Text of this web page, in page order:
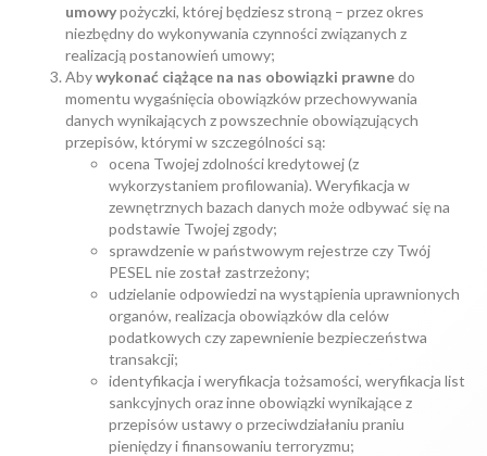
umowypożyczki, której będziesz stroną – przez okres
niezbędny do wykonywania czynności związanych z
realizacją postanowień umowy;
Abywykonać ciążące na nas obowiązki prawnedo
momentu wygaśnięcia obowiązków przechowywania
danych wynikających z powszechnie obowiązujących
przepisów, którymi w szczególności są:
ocena Twojej zdolności kredytowej (z
wykorzystaniem profilowania). Weryfikacja w
zewnętrznych bazach danych może odbywać się na
podstawie Twojej zgody;
sprawdzenie w państwowym rejestrze czy Twój
PESEL nie został zastrzeżony;
udzielanie odpowiedzi na wystąpienia uprawnionych
organów, realizacja obowiązków dla celów
podatkowych czy zapewnienie bezpieczeństwa
transakcji;
identyfikacja i weryfikacja tożsamości, weryfikacja list
sankcyjnych oraz inne obowiązki wynikające z
przepisów ustawy o przeciwdziałaniu praniu
pieniędzy i finansowaniu terroryzmu;